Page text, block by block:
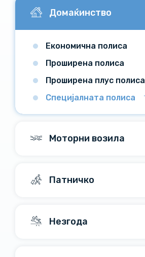
Домаќинство
Економична полиса
Проширена полиса
Проширена плус полиса
Специјалната полиса
Моторни возила
Патничко
Незгода